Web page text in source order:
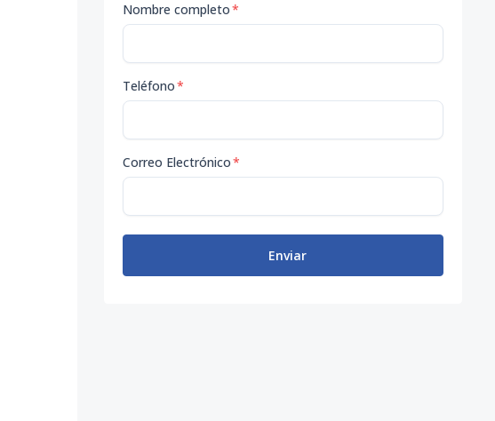
Nombre completo*
Teléfono*
Correo Electrónico*
Enviar